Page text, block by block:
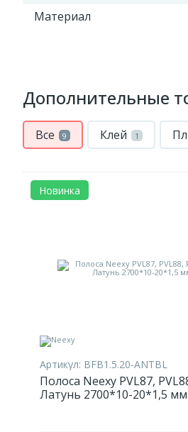
Материал
Дополнительные
Все 9 Клей 1
Новинка
Артикул: BFB1.5.20-ANTBL
Полоса Neexy PVL87,
Латунь 2700*10-20*1,5 мм